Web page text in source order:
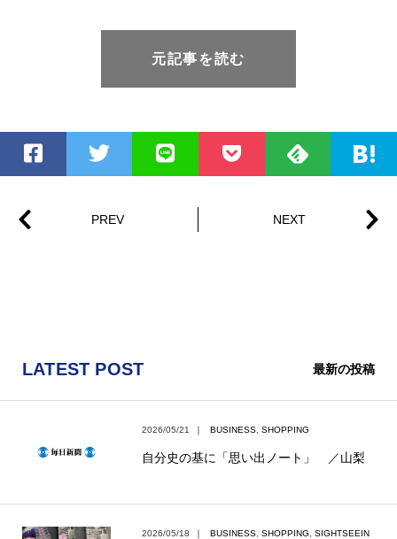
元記事を読む
LATEST POST 最新の投稿
2026/05/21 ｜ BUSINESS SHOPPING
自分史の基に「思い出ノート」 ／山梨
2026/05/18 ｜ BUSINESS SHOPPING
SIGHTSEEIN